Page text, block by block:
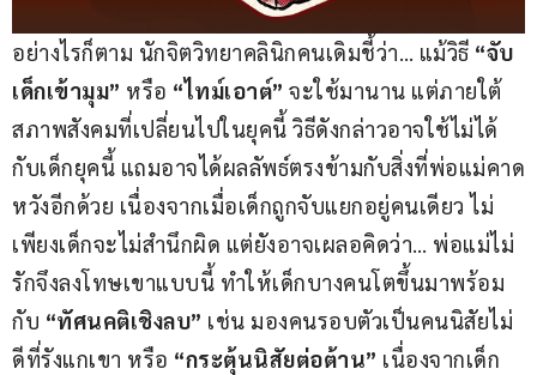
อย่างไรก็ตาม นักจิตวิทยาคลินิกคนเดิมชี้ว่า… แม้วิธี “จับ
เด็กเข้ามุม” หรือ “ไทม์เอาต์” จะใช้มานาน แต่ภายใต้
สภาพสังคมที่เปลี่ยนไปในยุคนี้ วิธีดังกล่าวอาจใช้ไม่ได้
กับเด็กยุคนี้ แถมอาจได้ผลลัพธ์ตรงข้ามกับสิ่งที่พ่อแม่คาด
หวังอีกด้วย เนื่องจากเมื่อเด็กถูกจับแยกอยู่คนเดียว ไม่
เพียงเด็กจะไม่สำนึกผิด แต่ยังอาจเผลอคิดว่า… พ่อแม่ไม่
รักจึงลงโทษเขาแบบนี้ ทำให้เด็กบางคนโตขึ้นมาพร้อม
กับ “ทัศนคติเชิงลบ” เช่น มองคนรอบตัวเป็นคนนิสัยไม่
ดีที่รังแกเขา หรือ “กระตุ้นนิสัยต่อต้าน” เนื่องจากเด็ก